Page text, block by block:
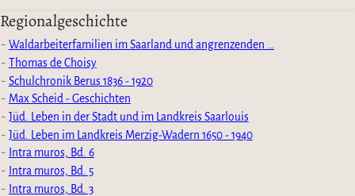
Regionalgeschichte
Waldarbeiterfamilien im Saarland und angrenzenden …
Thomas de Choisy
Schulchronik Berus 1836 - 1920
Max Scheid - Geschichten
Jüd. Leben in der Stadt und im Landkreis Saarlouis
Jüd. Leben im Landkreis Merzig-Wadern 1650 - 1940
Intra muros, Bd. 6
Intra muros, Bd. 5
Intra muros, Bd. 3